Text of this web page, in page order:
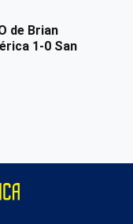
de Brian
1-0 San